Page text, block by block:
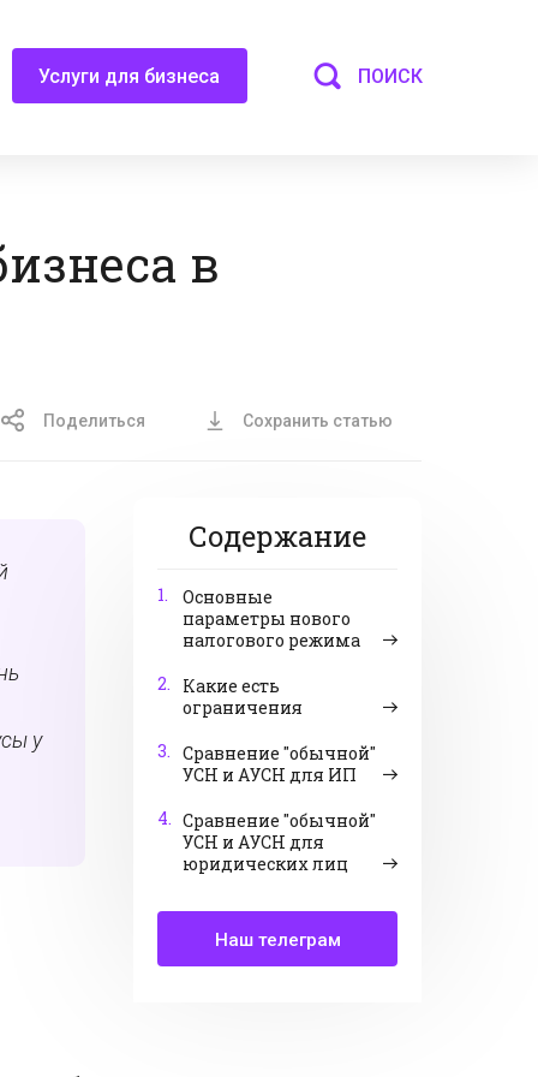
Услуги для бизнеса ПОИСК
в
Поделиться Сохранить статью
Содержание
1.
Основные
параметры нового
налогового режима
2.
Какие есть
ограничения
3. Сравнение "обычной"
УСН и АУСН для ИП
4. Сравнение "обычной"
УСН и АУСН для
юридических лиц
Наш телеграм
у